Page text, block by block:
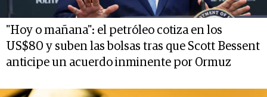
"Hoy o mañana": el petróleo cotiza en los
US$80 y suben las bolsas tras que Scott Bessent
anticipe un acuerdo inminente por Ormuz